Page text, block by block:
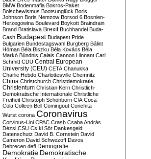
BMW Bodenmafia Bokros-Paket
Bolschewismus Bootsunglück Boris
Johnson Boris Nemzow Borsod 6 Bosnien-
Herzegowina Boulevard Boykott Braindrain
Brand Bratislava Brexit Buchhandel Buda-
Cash Budapest Budapest Pride
Bulgarien Bundestagswahl Burgberg Bálint
Hóman Béla Biszku Béla Kovács Béla
Markó Bündnis Calais Cannon Hinnant Carl
Schmitt CDU Central European
University (CEU) CETA Chanukka
Charlie Hebdo Charlottesville Chemnitz
China Christchurch Christdemokratie
Christentum Christian Kern Christlich-
Demokratische Internationale Christliche
Freiheit Christoph Schönborn CIA Coca-
Cola Colleen Bell Comingout Conchita
Wurst corona Coronavirus
Corvinus-Uni CPAC Crash Csaba András
Dézsi CSU Csíki Sör Dankesgeld
Datenschutz David B. Cornstein David
Cameron David Schwezoff Davos
Debrecen defi Demografie
Demokratie Demokratische